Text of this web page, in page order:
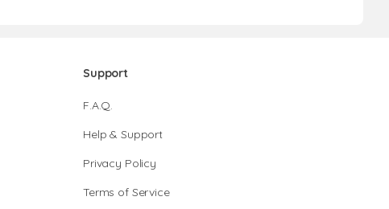
Support
F.A.Q.
Help & Support
Privacy Policy
Terms of Service